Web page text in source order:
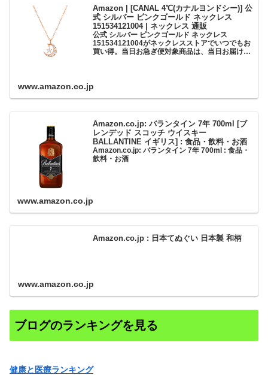
Amazon | [CANAL 4℃(カナルヨンドシー)] 公
式 シルバー ピンクゴールド ネックレス
151534121004 | ネックレス 通販
公式 シルバー ピンクゴールド ネックレス
151534121004がネックレスストアでいつでもお
買い得。当日お急ぎ便対象商品は、当日お届け可
www.amazon.co.jp
Amazon.co.jp: バランタイン 7年 700ml [ブ
レンデッド スコッチ ウイスキー
BALLANTINE イギリス] : 食品・飲料・お酒
Amazon.co.jp: バランタイン 7年 700ml : 食品・
飲料・お酒
www.amazon.co.jp
Amazon.co.jp : 日本てぬぐい 日本製 和柄
www.amazon.co.jp
ブログのランキングを見る
健康と医療ランキング